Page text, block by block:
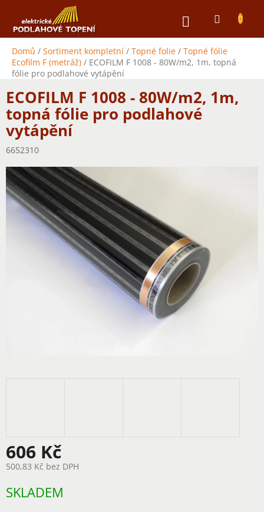
obsah
NÁKUPNÍ
Domů / Sortiment kompletní / Topné folie / Topné fólie
Ecofilm F (metráž) / ECOFILM F 1008 - 80W/m2, 1m, topná
fólie pro podlahové vytápění
ECOFILM F 1008 - 80W/m2, 1m,
topná fólie pro podlahové
vytápění
6652310
606 Kč
500,83 Kč bez DPH
cena:
SKLADEM